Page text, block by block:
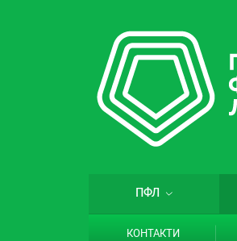
ПФЛ
КОНТАКТИ